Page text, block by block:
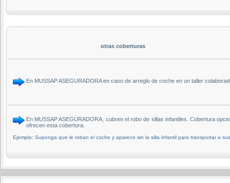
otras coberturas
En MUSSAP ASEGURADORA en caso de arreglo de coche en un taller
En MUSSAP ASEGURADORA, cubren el robo de sillas infantiles. Cobertura
ofrecen esta cobertura.
Ejemplo: Suponga que le roban el coche y aparece sin la silla infantil para transportar a